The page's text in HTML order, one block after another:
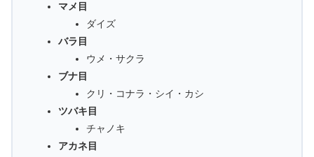
マメ目
ダイズ
バラ目
ウメ・サクラ
ブナ目
クリ・コナラ・シイ・カシ
ツバキ目
チャノキ
アカネ目